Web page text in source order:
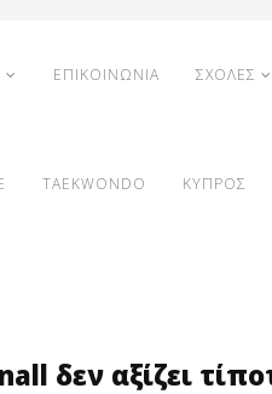
ΕΠΙΚΟΙΝΩΝΙΑ ΣΧΟΛΕΣ
TAEKWONDO ΚΥΠΡΟΣ
δεν αξίζει